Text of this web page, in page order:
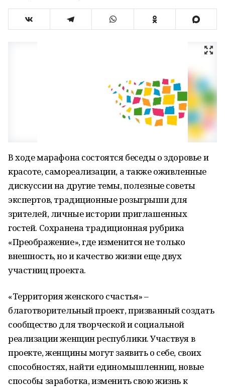
В ходе марафона состоятся беседы о здоровье и
красоте, самореализации, а также оживленные
дискуссии на другие темы, полезные советы
экспертов, традиционные розыгрыши для
зрителей, личные истории приглашенных
гостей. Сохранена традиционная рубрика
«Преображение», где изменится не только
внешность, но и качество жизни еще двух
участниц проекта.
«Территория женского счастья» –
благотворительный проект, призванный создать
сообщество для творческой и социальной
реализации женщин республики. Участвуя в
проекте, женщины могут заявить о себе, своих
способностях, найти единомышленниц, новые
способы заработка, изменить свою жизнь к